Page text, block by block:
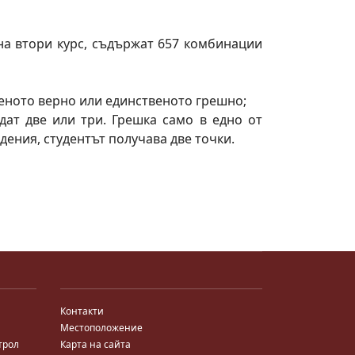
втори курс, съдържат 657 комбинации
верно или единственото грешно;
две или три. Грешка само в едно от
студентът получава две точки.
Контакти
Местоположение
Карта на сайта